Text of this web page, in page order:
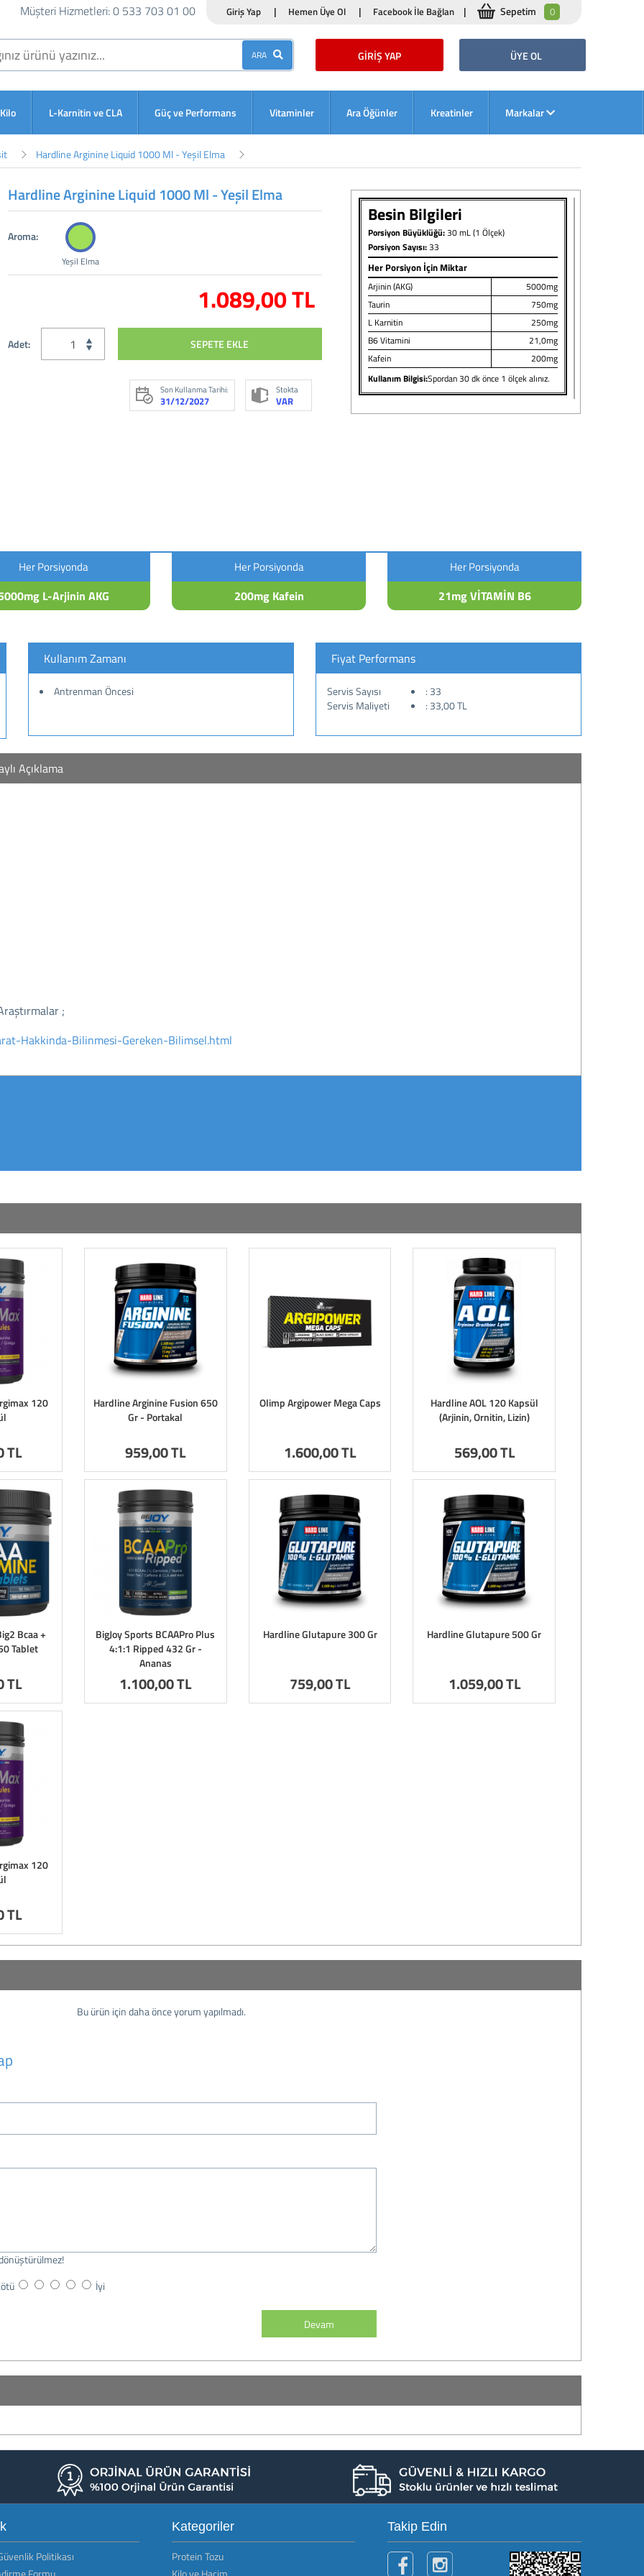
Giriş Yap | Hemen Üye Ol | Facebook İle Bağlan | Sepetim 0
Müşteri Hizmetleri: 0 533 703 01 00
GİRİŞ YAP ÜYE OL
L-Karnitin ve CLA Güç ve Performans Vitaminler Ara Öğünler Kreatinler Markalar
Hardline Arginine Liquid 1000 Ml - Yeşil Elma
Hardline Arginine Liquid 1000 Ml - Yeşil Elma
Aroma:
Yeşil Elma
1.089,00 TL
Adet: SEPETE EKLE
Stokta
VAR
Son Kullanma Tarihi:
31/12/2027
Besin Bilgileri
Porsiyon Büyüklüğü:30 mL (1 Ölçek)
Porsiyon Sayısı:33
Her Porsiyon İçin Miktar
Arjinin (AKG)
5000mg
Taurin
750mg
L Karnitin
250mg
B6 Vitamini
21,0mg
Kafein
200mg
Kullanım Bilgisi:Spordan 30 dk önce 1 ölçek alınız.
Her Porsiyonda
L-Arjinin AKG
Her Porsiyonda
200mg Kafein
Her Porsiyonda
21mg VİTAMİN B6
Kullanım Zamanı
Antrenman Öncesi
Fiyat Performans
Servis Sayısı
: 33
Servis Maliyeti
: 33,00 TL
Açıklama
;
Hakkinda-Bilinmesi-Gereken-Bilimsel.html
120
TL
Hardline Arginine Fusion 650
Gr - Portakal
959,00 TL
Olimp Argipower Mega Caps
1.600,00 TL
Hardline AOL 120 Kapsül
(Arjinin, Ornitin, Lizin)
569,00 TL
Bcaa +
Tablet
TL
BigJoy Sports BCAAPro Plus
4:1:1 Ripped 432 Gr -
Ananas
1.100,00 TL
Hardline Glutapure 300 Gr
759,00 TL
Hardline Glutapure 500 Gr
1.059,00 TL
120
TL
Bu ürün için daha önce yorum yapılmadı.
İyi
Devam
Politikası
Kategoriler
Protein Tozu
Takip Edin